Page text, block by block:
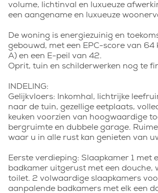
volume, lichtinval en luxueuze
een aangename en luxueuze
De woning is energiezuinig en
gebouwd, met een EPC-score van 64
A) en een E-peil van 42.
Oprit, tuin en schilderwerken nog te
INDELING:
Gelijkvloers: Inkomhal, lichtrijke
naar de tuin, gezellige eetplaats,
keuken voorzien van hoogwaardige
bergruimte en dubbele garage.
waar u in alle rust kan genieten van
Eerste verdieping: Slaapkamer 1 met
badkamer uitgerust met een douche,
toilet. 2 volwaardige slaapkamers
aanpalende badkamers met elk een